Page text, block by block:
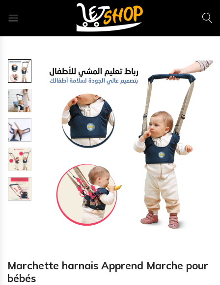
Marchette harnais Apprend Marche pour
bébés